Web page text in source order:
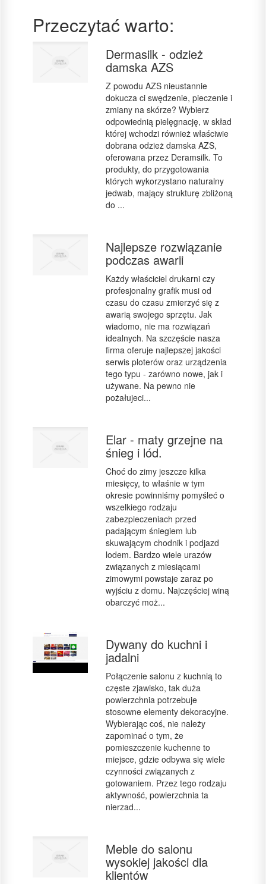
Przeczytać warto:
Dermasilk - odzież
damska AZS
Z powodu AZS nieustannie
dokucza ci swędzenie, pieczenie i
zmiany na skórze? Wybierz
odpowiednią pielęgnację, w skład
której wchodzi również właściwie
dobrana odzież damska AZS,
oferowana przez Deramsilk. To
produkty, do przygotowania
których wykorzystano naturalny
jedwab, mający strukturę zbliżoną
do ...
Najlepsze rozwiązanie
podczas awarii
Każdy właściciel drukarni czy
profesjonalny grafik musi od
czasu do czasu zmierzyć się z
awarią swojego sprzętu. Jak
wiadomo, nie ma rozwiązań
idealnych. Na szczęście nasza
firma oferuje najlepszej jakości
serwis ploterów oraz urządzenia
tego typu - zarówno nowe, jak i
używane. Na pewno nie
pożałujeci...
Elar - maty grzejne na
śnieg i lód.
Choć do zimy jeszcze kilka
miesięcy, to właśnie w tym
okresie powinniśmy pomyśleć o
wszelkiego rodzaju
zabezpieczeniach przed
padającym śniegiem lub
skuwającym chodnik i podjazd
lodem. Bardzo wiele urazów
związanych z miesiącami
zimowymi powstaje zaraz po
wyjściu z domu. Najczęściej winą
obarczyć moż...
Dywany do kuchni i
jadalni
Połączenie salonu z kuchnią to
częste zjawisko, tak duża
powierzchnia potrzebuje
stosowne elementy dekoracyjne.
Wybierając coś, nie należy
zapominać o tym, że
pomieszczenie kuchenne to
miejsce, gdzie odbywa się wiele
czynności związanych z
gotowaniem. Przez tego rodzaju
aktywność, powierzchnia ta
nierzad...
Meble do salonu
wysokiej jakości dla
klientów